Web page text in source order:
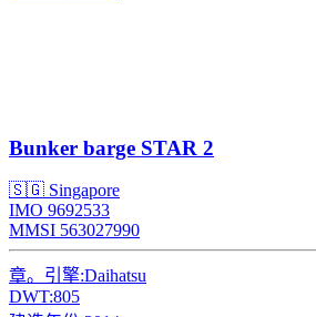
Bunker barge STAR 2
🇸🇬 Singapore
IMO 9692533
MMSI 563027990
章。引擎:Daihatsu
DWT:805